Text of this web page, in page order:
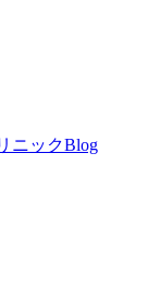
ニックBlog